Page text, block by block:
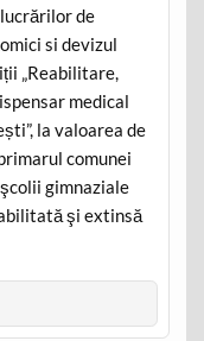
de
si devizul
„Reabilitare,
medical
la valoarea de
comunei
gimnaziale
şi extinsă